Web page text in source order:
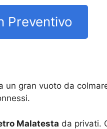
Preventivo
gran vuoto da
Malatesta da privati.